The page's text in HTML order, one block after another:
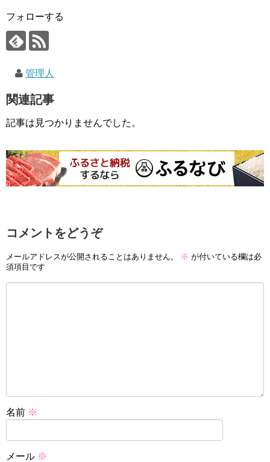
フォローする
管理人
関連記事
記事は見つかりませんでした。
コメントをどうぞ
メールアドレスが公開されることはありません。 ※ が付いている欄は必
須項目です
名前 ※
メール ※